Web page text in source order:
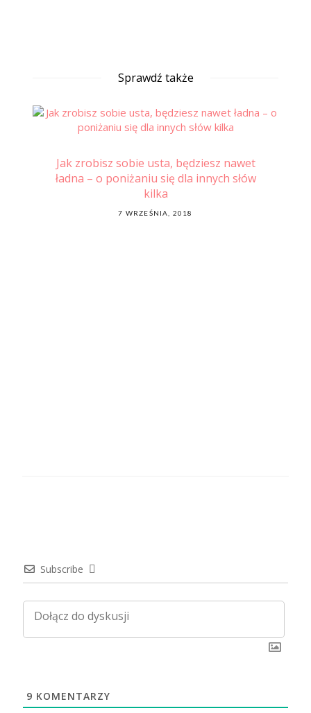
Sprawdź także
Jak zrobisz sobie usta, będziesz nawet
ładna – o poniżaniu się dla innych słów
kilka
POSTED
7 WRZEŚNIA, 2018
Subscribe
9 KOMENTARZY